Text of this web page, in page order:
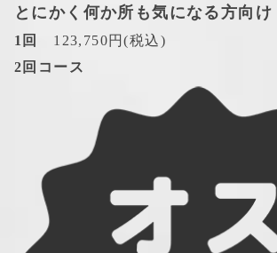
とにかく何か所も気になる方向け
1回
123,750円(税込)
2回コース